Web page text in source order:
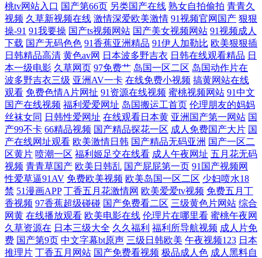
午夜无码鲁丝片全集 亚洲美洲一 国产精品日韩亚洲 日韩色情无码一本二
本三本 aaAV成人片 男人影院网 伊人淫乱影视 国产足交 玩肥熟老妇bbw视
频 电影最新在线观看高清完整版 日本乱子 91综合国产 麻豆性爱AV 一区
二区三区日韩 国产在线成人 先锋每日更新在线资源 国产不卡一区自拍 日
韩欧美在线免费播放 wwww黄 欧美激情一区二 在线影视网站 狠狠鲁日韩
在线 午夜男人天堂影院 国产h视频在线观看 日韩精品欧美大片 9久热蝌蚪
国产成人PORNY9色 年轻母亲1 永久免费观看影视大全 国产在线精品一区
二区不卡了 无人在线完整免费高清观看 国产人伦激情在线观看 婷婷福利
影院 荡乳尤物3HP1V5 热门免费电影大片 91免费小视频 免费无卡 影视免
桃tv网站入口 国产第66页 另类国产在线 熟女自拍偷拍 青青久
视频 久草新视频在线 激情深爱欧美激情 91视频官网国产 狠狠
操-91 91我要操 国产ts视频网站 国产美女视频网站 91视频成人
下载 国产无码色色 91香蕉亚洲精品 91伊人加勒比 欧美狠狠插
日韩精品高清 黄色av网 日本波多野吉衣 日韩在线观看精品 日
本一级电影 久草网页 97免费艹 岛国一区二区 岛国动作片在
波多野吉衣三级 亚洲AV一卡 在线免费小视频 搞黄网站在线
观看 免费色情A片网扯 91资源在线视频 蜜桃视频网站 91中文
国产在线视频 福利爱爱网址 岛国搬运工首页 伦理朋友的妈妈
丝袜女同 日韩性爱网址 在线观看日本黄 亚洲国产第一网站 国
产99不卡 66精品视频 国产精品探花一区 成人免费国产大片 国
产在线网址观看 欧美激情日韩 国产精品无码亚洲 国产一区二
区黄片 喷潮一区 福利姬足交在线看 成人午夜网址 五月花无码
视频 青青草国产 欧美日韩乱 国产屁屁第一页 91国产视频网
性爱草逼91AV 免费欧美视频 欧美岛国一区二区 少妇喷水18
禁 51漫画APP 丁香五月花激情网 欧美爱爱tv视频 免费五月丁
香视频 97香蕉超级碰碰 国产免费看二区 三级黄色片网站 综合
网黄 在线播放观看 欧美电影在线 伦理片在哪里看 蜜桃午夜网
久草资源在 日本三级大全 久久福利 福利所导航视频 成人片免
费 国产第9页 中文字幕bt原声 三级日韩欧美 午夜视频123 日本
推理片 丁香五月网站 国产免费看视频 极品成人色 成人黑料自